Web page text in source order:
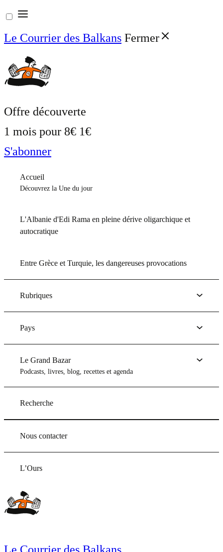
Aller
au
contenu
Le Courrier des Balkans Fermer
Offre découverte
1 mois pour 8€ 1€
S'abonner
Accueil
Découvrez la Une du jour
L'Albanie d'Edi Rama en pleine dérive oligarchique et
autocratique
Entre Grèce et Turquie, les dangereuses provocations
Rubriques
Pays
Le Grand Bazar
Podcasts, livres, blog, recettes et agenda
Recherche
Nous contacter
L’Ours